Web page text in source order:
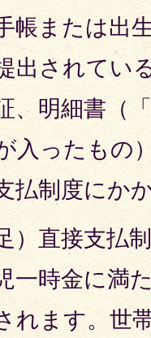
帳または出
出されてい
、明細書（
入ったもの）
払制度にか
）直接支払
一時金に満
れます。世